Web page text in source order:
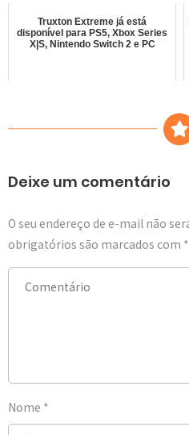
Truxton Extreme já está
disponível para PS5, Xbox Series
X|S, Nintendo Switch 2 e PC
Deixe um comentário
O seu endereço de e-mail não
obrigatórios são marcados com *
Nome *